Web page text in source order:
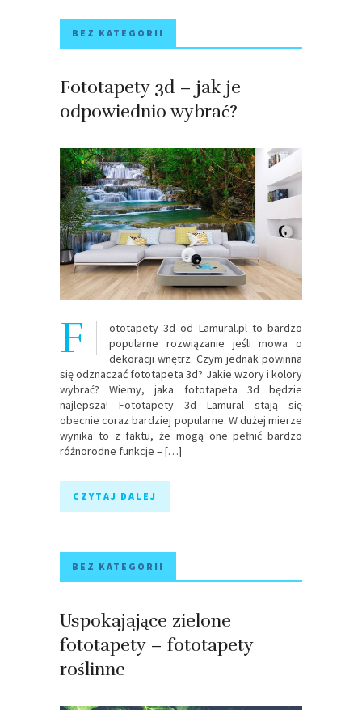
BEZ KATEGORII
Fototapety 3d – jak je
odpowiednio wybrać?
F
ototapety 3d od Lamural.pl to bardzo
popularne rozwiązanie jeśli mowa o
dekoracji wnętrz. Czym jednak powinna
się odznaczać fototapeta 3d? Jakie wzory i kolory
wybrać? Wiemy, jaka fototapeta 3d będzie
najlepsza! Fototapety 3d Lamural stają się
obecnie coraz bardziej popularne. W dużej mierze
wynika to z faktu, że mogą one pełnić bardzo
różnorodne funkcje – […]
CZYTAJ DALEJ
BEZ KATEGORII
Uspokajające zielone
fototapety – fototapety
roślinne